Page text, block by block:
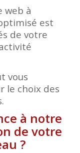
web à
est
de votre
vous
le choix des
à notre
de votre
?